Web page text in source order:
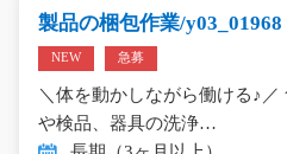
製品の梱包作業/y03_01968
NEW 急募
＼体を動かしながら働ける♪
や検品、器具の洗浄…